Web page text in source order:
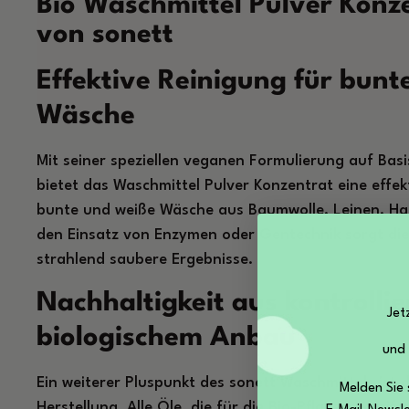
Bio Waschmittel Pulver
von sonett
Effektive Reinigung für
Wäsche
Mit seiner speziellen veganen Formulierung auf
bietet das Waschmittel Pulver Konzentrat eine
bunte und weiße Wäsche aus Baumwolle, Leinen,
den Einsatz von Enzymen oder Gentechnik sorgt
strahlend saubere Ergebnisse.
Nachhaltigkeit aus
biologischem Anbau
Ein weiterer Pluspunkt des sonett Waschmittels ist
und
Melden Sie